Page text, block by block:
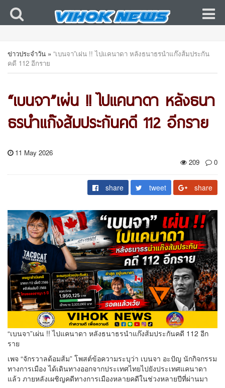
ข่าวประจำวัน » “เบนจา”เผ่น !! ไปแคนาดา หลังธนาธรนำแก๊งส้มประกัน
คดี 112 อีกราย
“เบนจา”เผ่น !! ไปแคนาดา หลังธนา
ธรนำแก๊งส้มประกันคดี 112 อีกราย
11 May 2026
209
0
share tweet share
“เบนจา”เผ่น !! ไปแคนาดา หลังธนาธรนำแก๊งส้มประกันคดี 112 อีก
ราย
เพจ “จักรวาลด้อมส้ม” โพสต์ข้อความระบุว่า เบนจา อะปัญ นักกิจกรรม
ทางการเมือง ได้เดินทางออกจากประเทศไทยไปยังประเทศแคนาดา
แล้ว ภายหลังเผชิญคดีทางการเมืองหลายคดีในช่วงหลายปีที่ผ่านมา